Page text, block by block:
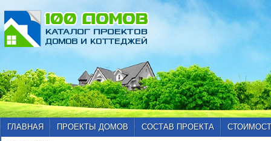
ГЛАВНАЯ ПРОЕКТЫ ДОМОВ СОСТАВ ПРОЕКТА